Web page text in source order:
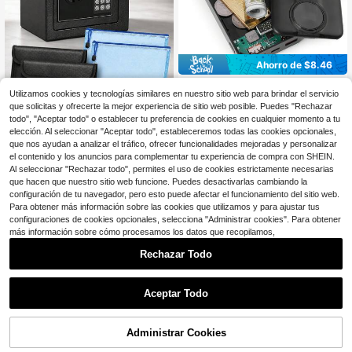
Local
Caja fuerte compacta de colo
r negro con bolsa ignífuga, que cue
nta con dos métodos de desbloque
o (teclado electrónico y llave), luz c
on sensor, pernos de cierre de acer
o antirrobo y un diseño para montaj
e en pared; ideal para guardar de fo
rma segura pistolas, municiones, di
nero en efectivo y joyas.
$27.03 -50%
Ahorro de $8.46
externa, cargador falso, caja de alm
acenamiento oculta, mantén en sec
reto dinero en efectivo, llaves, joya
s y objetos de valor para el hogar, vi
ajes y oficina.
$8.34 -50%
Envío Rápido
3pcs/1 pieza Caja de almacenamie
nto de privacidad con forma de enc
$1.65 -31%
1
Utilizamos cookies y tecnologías similares en nuestro sitio web para brindar el servicio
que solicitas y ofrecerte la mejor experiencia de sitio web posible. Puedes "Rechazar
todo", "Aceptar todo" o establecer tu preferencia de cookies en cualquier momento a tu
elección. Al seleccionar "Aceptar todo", estableceremos todas las cookies opcionales,
que nos ayudan a analizar el tráfico, ofrecer funcionalidades mejoradas y personalizar
el contenido y los anuncios para complementar tu experiencia de compra con SHEIN.
Al seleccionar "Rechazar todo", permites el uso de cookies estrictamente necesarias
que hacen que nuestro sitio web funcione. Puedes desactivarlas cambiando la
configuración de tu navegador, pero esto puede afectar el funcionamiento del sitio web.
Para obtener más información sobre las cookies que utilizamos y para ajustar tus
configuraciones de cookies opcionales, selecciona "Administrar cookies". Para obtener
más información sobre cómo procesamos los datos que recopilamos,
Rechazar Todo
Aceptar Todo
Administrar Cookies